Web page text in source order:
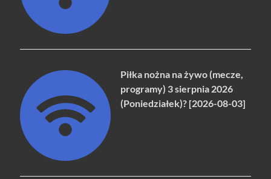
Piłka nożna na żywo (mecze,
programy) 3 sierpnia 2026
(Poniedziałek)? [2026-08-03]